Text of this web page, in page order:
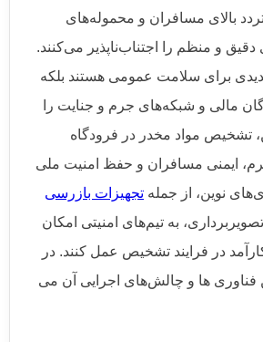
بالای مسافران و محموله‌های
و منظم را اجتناب‌ناپذیر می‌کنند.
برای سلامت عمومی هستند بلکه
مالی و شبکه‌های جرم و جنایت را
تشخیص مواد مخدر در فرودگاه
ایمنی مسافران و حفظ امنیت ملی
نوین، از جمله تجهیزات بازرسی
به تیم‌های امنیتی امکان
در فرایند تشخیص عمل کنند. در
فناوری ها و چالش‌های اجرایی آن می‌